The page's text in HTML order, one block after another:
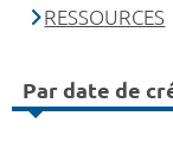
RESSOURCES
Par date de